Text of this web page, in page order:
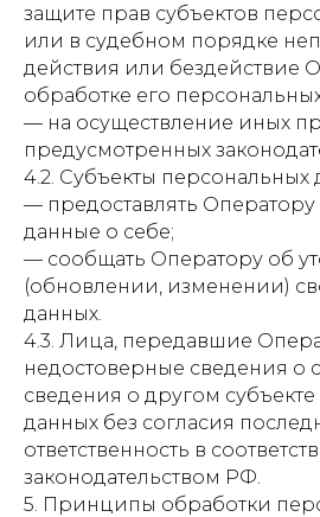
защите прав субъектов
или в судебном порядке
действия или бездействие
обработке его
— на осуществление иных
предусмотренных
4.2. Субъекты персональных
— предоставлять
данные о себе;
— сообщать Оператору об
(обновлении, изменении)
данных.
4.3. Лица, передавшие
недостоверные сведения о
сведения о другом
данных без согласия
ответственность в
законодательством РФ.
5. Принципы обработки